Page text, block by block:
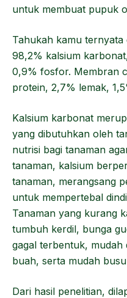
untuk membuat pupuk
Tahukah kamu
98,2% kalsium
0,9% fosfor. Membran
protein, 2,7% lemak,
Kalsium karbonat
yang dibutuhkan oleh
nutrisi bagi tanaman
tanaman, kalsium
tanaman, merangsang
untuk mempertebal
Tanaman yang kurang
tumbuh kerdil, bunga
gagal terbentuk, mudah
buah, serta mudah
Dari hasil penelitian,